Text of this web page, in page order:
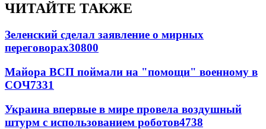
ЧИТАЙТЕ ТАКЖЕ
Зеленский сделал заявление о мирных
переговорах30800
Майора ВСП поймали на "помощи" военному в
СОЧ7331
Украина впервые в мире провела воздушный
штурм с использованием роботов4738